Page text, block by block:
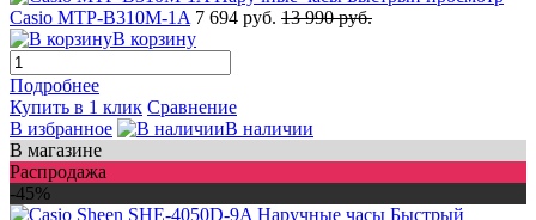
Casio MTP-B310M-1A 7 694 руб. 13 990 руб.
В корзину
Подробнее
Купить в 1 клик Сравнение
В избранное
В наличии
В магазине
Распродажа
-45%
Быстрый